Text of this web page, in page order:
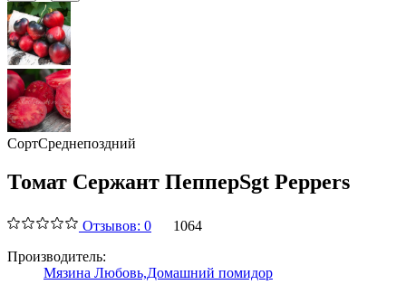
СортСреднепоздний
Томат Сержант ПепперSgt Peppers
Отзывов: 0
1064
Производитель:
Мязина Любовь,Домашний помидор